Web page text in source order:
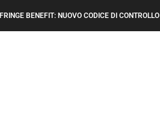
FRINGE BENEFIT: NUOVO CODICE DI